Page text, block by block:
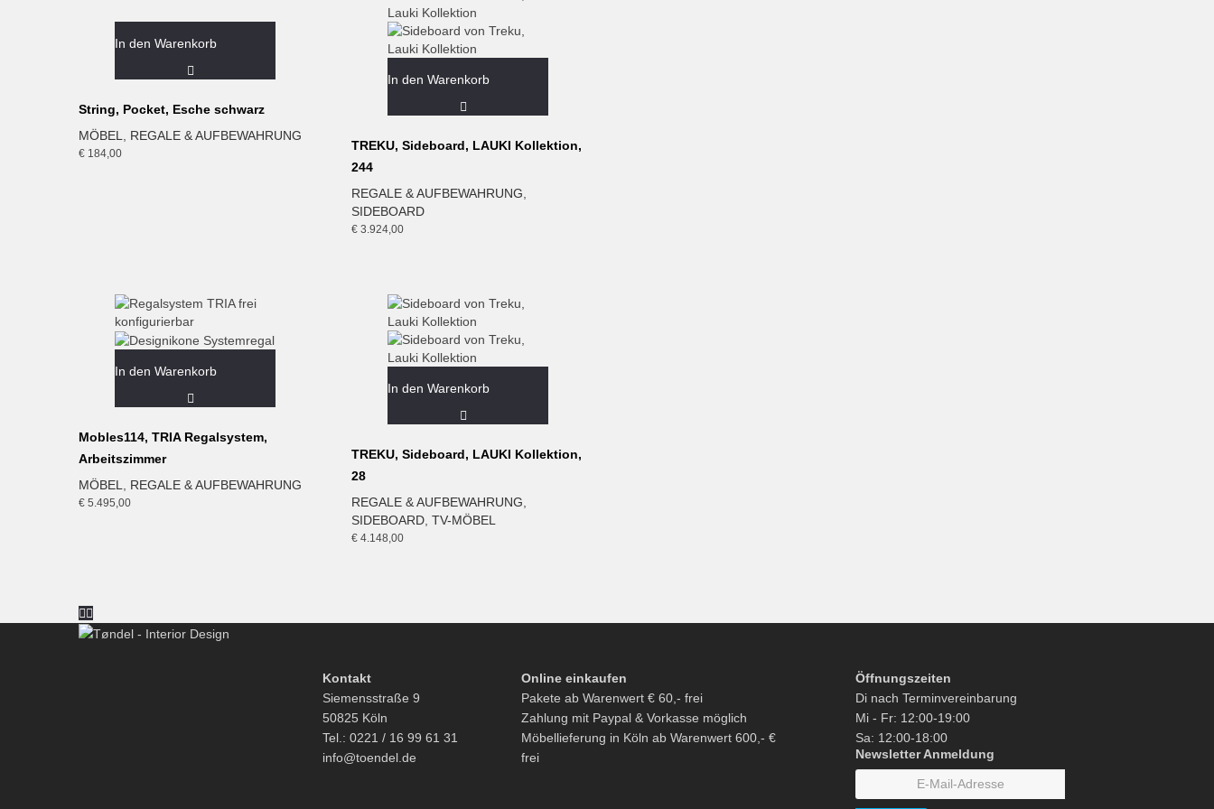
In den Warenkorb
String, Pocket, Esche schwarz
MÖBEL
REGALE & AUFBEWAHRUNG
€ 184,00
In den Warenkorb
TREKU, Sideboard, LAUKI Kollektion,
244
REGALE & AUFBEWAHRUNG
SIDEBOARD
€ 3.924,00
In den Warenkorb
Mobles114, TRIA Regalsystem,
Arbeitszimmer
MÖBEL
REGALE & AUFBEWAHRUNG
€ 5.495,00
In den Warenkorb
TREKU, Sideboard, LAUKI Kollektion,
28
REGALE & AUFBEWAHRUNG
SIDEBOARD ,TV-MÖBEL
€ 4.148,00
Kontakt
Siemensstraße 9
50825 Köln
Tel.: 0221 / 16 99 61 31
info@toendel.de
Online einkaufen
Pakete ab Warenwert € 60,- frei
Zahlung mit Paypal & Vorkasse möglich
Möbellieferung in Köln ab Warenwert 600,- €
frei
Öffnungszeiten
Di nach Terminvereinbarung
Mi - Fr: 12:00-19:00
Sa: 12:00-18:00
Newsletter Anmeldung